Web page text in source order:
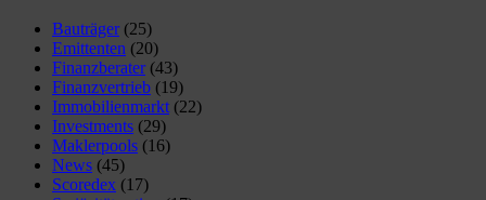
Bauträger(25)
Emittenten (20)
Finanzberater(43)
Finanzvertrieb (19)
Immobilienmarkt (22)
Investments (29)
Maklerpools (16)
News (45)
Scoredex (17)